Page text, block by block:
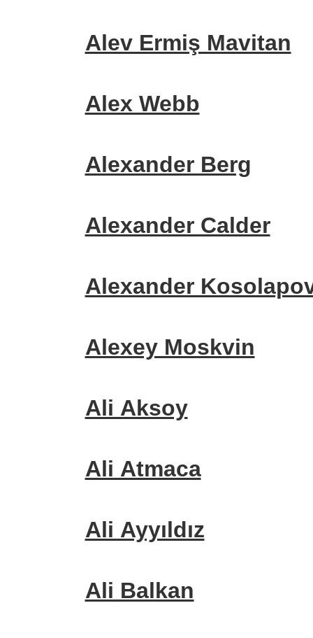
Alev Ermiş Mavitan
Alex Webb
Alexander Berg
Alexander Calder
Alexander
Alexey Moskvin
Ali Aksoy
Ali Atmaca
Ali Ayyıldız
Ali Balkan